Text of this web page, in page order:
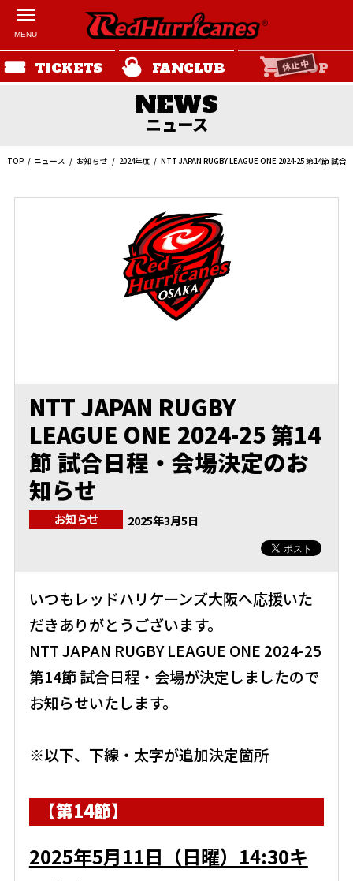
TICKETS FANCLUB SHOP
休止中
ニュース
TOP ニュース お知らせ 2024年度 NTT JAPAN RUGBY LEAGUE ONE 2024-25 第14節 試
NTT JAPAN RUGBY
LEAGUE ONE 2024-25 第14
節 試合日程・会場決定のお
知らせ
お知らせ 2025年3月5日
いつもレッドハリケーンズ大阪へ応援いた
だきありがとうございます。
NTT JAPAN RUGBY LEAGUE ONE 2024-25
第14節 試合日程・会場が決定しましたので
お知らせいたします。
※以下、下線・太字が追加決定箇所
【第14節】
2025年5月11日（日曜）14:30キ